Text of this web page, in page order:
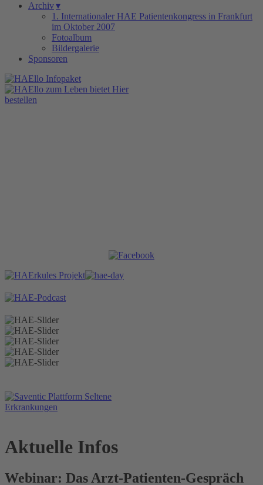
Archiv▾
1. Internationaler HAE Patientenkongress in Frankfurt
im Oktober 2007
Fotoalbum
Bildergalerie
Sponsoren
Aktuelle Infos
Webinar: Das Arzt-Patienten-Gespräch